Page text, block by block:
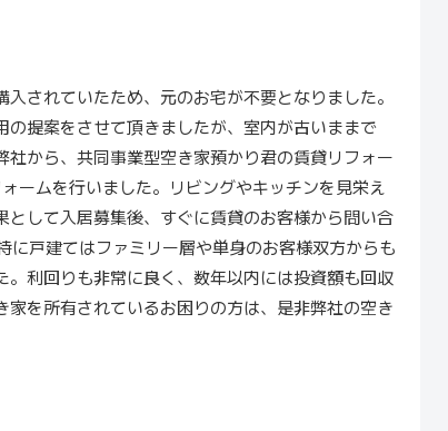
されていたため、元のお宅が不要となりました。
提案をさせて頂きましたが、室内が古いままで
から、共同事業型空き家預かり君の賃貸リフォー
ームを行いました。リビングやキッチンを見栄え
して入居募集後、すぐに賃貸のお客様から問い合
戸建てはファミリー層や単身のお客様双方からも
利回りも非常に良く、数年以内には投資額も回収
を所有されているお困りの方は、是非弊社の空き